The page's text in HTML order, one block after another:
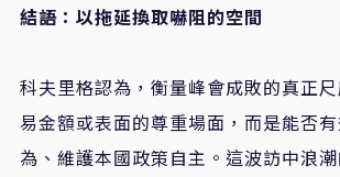
結語：以拖延換取嚇阻的空間
科夫里格認為，衡量峰會成敗的真正
易金額或表面的尊重場面，而是能否
為、維護本國政策自主。這波訪中浪